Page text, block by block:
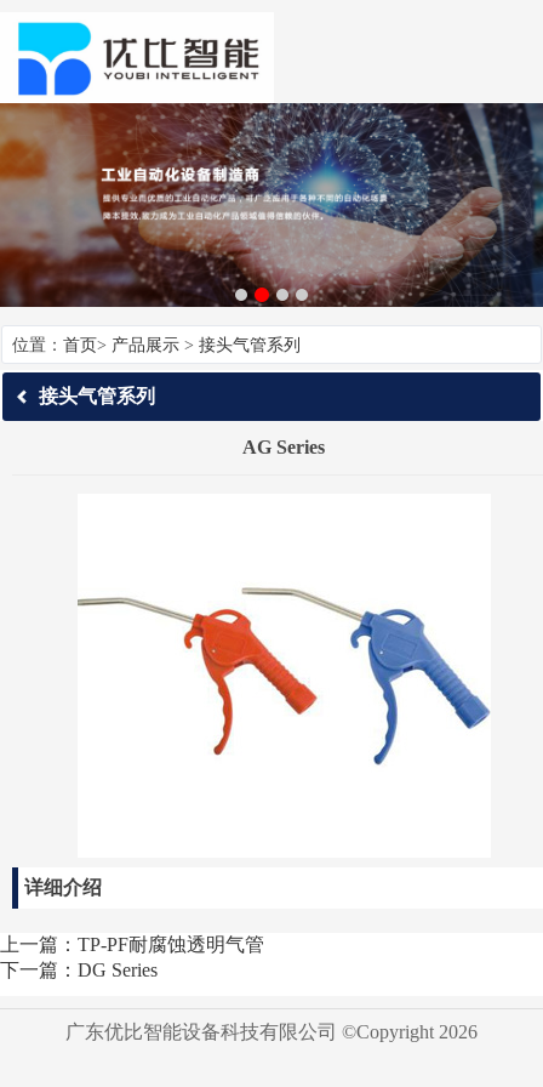
位置： 首页> 产品展示 > 接头气管系列
接头气管系列
AG Series
详细介绍
上一篇：TP-PF耐腐蚀透明气管
下一篇：DG Series
广东优比智能设备科技有限公司 ©Copyright 2026